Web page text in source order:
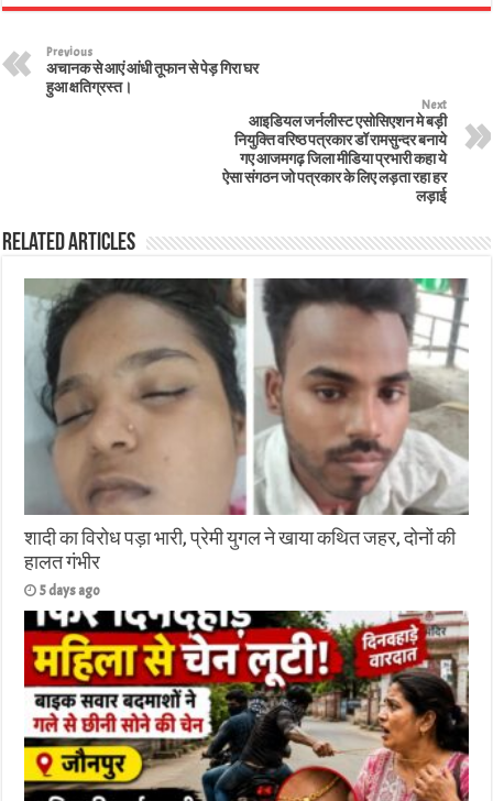
Previous
अचानक से आएं आंधी तूफान से पेड़ गिरा घर
हुआ क्षतिग्रस्त।
Next
आइडियल जर्नलीस्ट एसोसिएशन मे बड़ी
नियुक्ति वरिष्ठ पत्रकार डॉ रामसुन्दर बनाये
गए आजमगढ़ जिला मीडिया प्रभारी कहा ये
ऐसा संगठन जो पत्रकार के लिए लड़ता रहा हर
लड़ाई
Related Articles
शादी का विरोध पड़ा भारी, प्रेमी युगल ने खाया कथित जहर, दोनों की
हालत गंभीर
5 days ago